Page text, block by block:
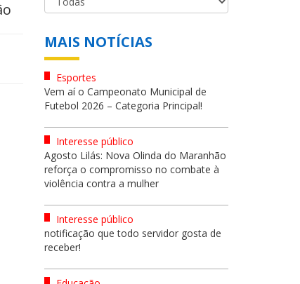
MAIS NOTÍCIAS
Esportes
Vem aí o Campeonato Municipal de
Futebol 2026 – Categoria Principal!
Interesse público
Agosto Lilás: Nova Olinda do Maranhão
reforça o compromisso no combate à
violência contra a mulher
Interesse público
notificação que todo servidor gosta de
receber!